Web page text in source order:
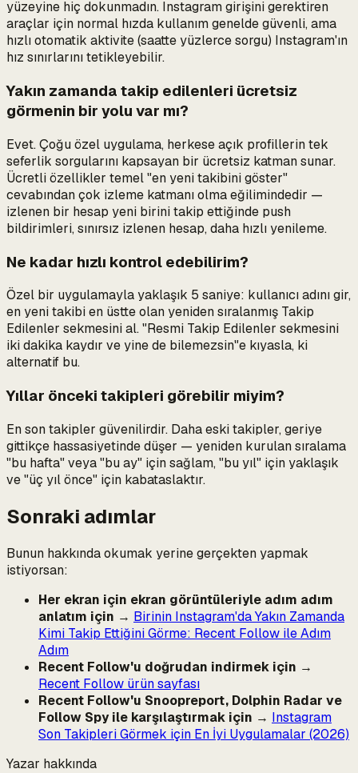
yüzeyine hiç dokunmadın. Instagram girişinigerektiren
araçlar için normal hızda kullanım genelde güvenli, ama
hızlı otomatik aktivite (saatte yüzlerce sorgu) Instagram'ın
hız sınırlarını tetikleyebilir.
Yakın zamanda takip edilenleri ücretsiz
görmenin bir yolu var mı?
Evet. Çoğu özel uygulama, herkese açık profillerin tek
seferlik sorgularını kapsayan bir ücretsiz katman sunar.
Ücretli özellikler temel "en yeni takibini göster"
cevabından çok izleme katmanı olma eğilimindedir —
izlenen bir hesap yeni birini takip ettiğinde push
bildirimleri, sınırsız izlenen hesap, daha hızlı yenileme.
Ne kadar hızlı kontrol edebilirim?
Özel bir uygulamayla yaklaşık 5 saniye: kullanıcı adını gir,
en yeni takibi en üstte olan yeniden sıralanmış Takip
Edilenler sekmesini al. "Resmi Takip Edilenler sekmesini
iki dakika kaydır ve yine de bilemezsin"e kıyasla, ki
alternatif bu.
Yıllar önceki takipleri görebilir miyim?
En son takipler güvenilirdir. Daha eski takipler, geriye
gittikçe hassasiyetinde düşer — yeniden kurulan sıralama
"bu hafta" veya "bu ay" için sağlam, "bu yıl" için yaklaşık
ve "üç yıl önce" için kabataslaktır.
Sonraki adımlar
Bunun hakkında okumak yerine gerçekten yapmak
istiyorsan:
Her ekran için ekran görüntüleriyle adım adım
anlatım için → Birinin Instagram'da Yakın Zamanda
Kimi Takip Ettiğini Görme: Recent Follow ile Adım
Adım
Recent Follow'u doğrudan indirmek için →
Recent Follow ürün sayfası
Recent Follow'u Snoopreport, Dolphin Radar ve
Follow Spy ile karşılaştırmak için → Instagram
Son Takipleri Görmek için En İyi Uygulamalar (2026)
Yazar hakkında